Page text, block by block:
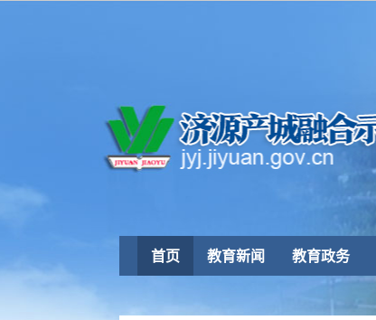
首页 教育新闻 教育政务